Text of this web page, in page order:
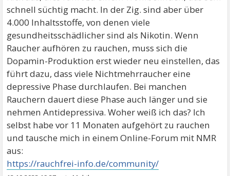
schnell süchtig macht. In der Zig. sind aber über
4.000 Inhaltsstoffe, von denen viele
gesundheitsschädlicher sind als Nikotin. Wenn
Raucher aufhören zu rauchen, muss sich die
Dopamin-Produktion erst wieder neu einstellen, das
führt dazu, dass viele Nichtmehrraucher eine
depressive Phase durchlaufen. Bei manchen
Rauchern dauert diese Phase auch länger und sie
nehmen Antidepressiva. Woher weiß ich das? Ich
selbst habe vor 11 Monaten aufgehört zu rauchen
und tausche mich in einem Online-Forum mit NMR
aus:
https://rauchfrei-info.de/community/